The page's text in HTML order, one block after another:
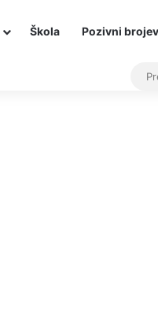
Škola Pozivni